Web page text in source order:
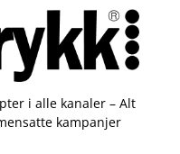
i alle kanaler – Alt
kampanjer